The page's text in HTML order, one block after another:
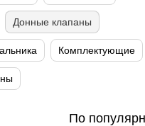
Донные клапаны
Комплектующие
По